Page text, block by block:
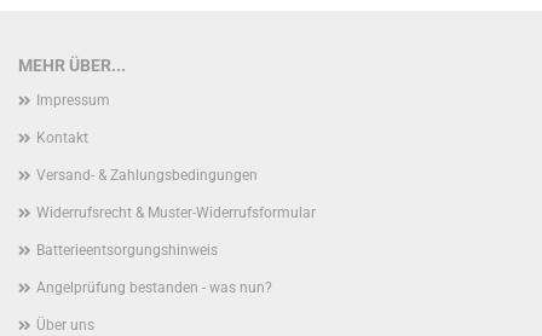
MEHR ÜBER...
Impressum
Kontakt
Versand- & Zahlungsbedingungen
Widerrufsrecht & Muster-Widerrufsformular
Batterieentsorgungshinweis
Angelprüfung bestanden - was nun?
Über uns